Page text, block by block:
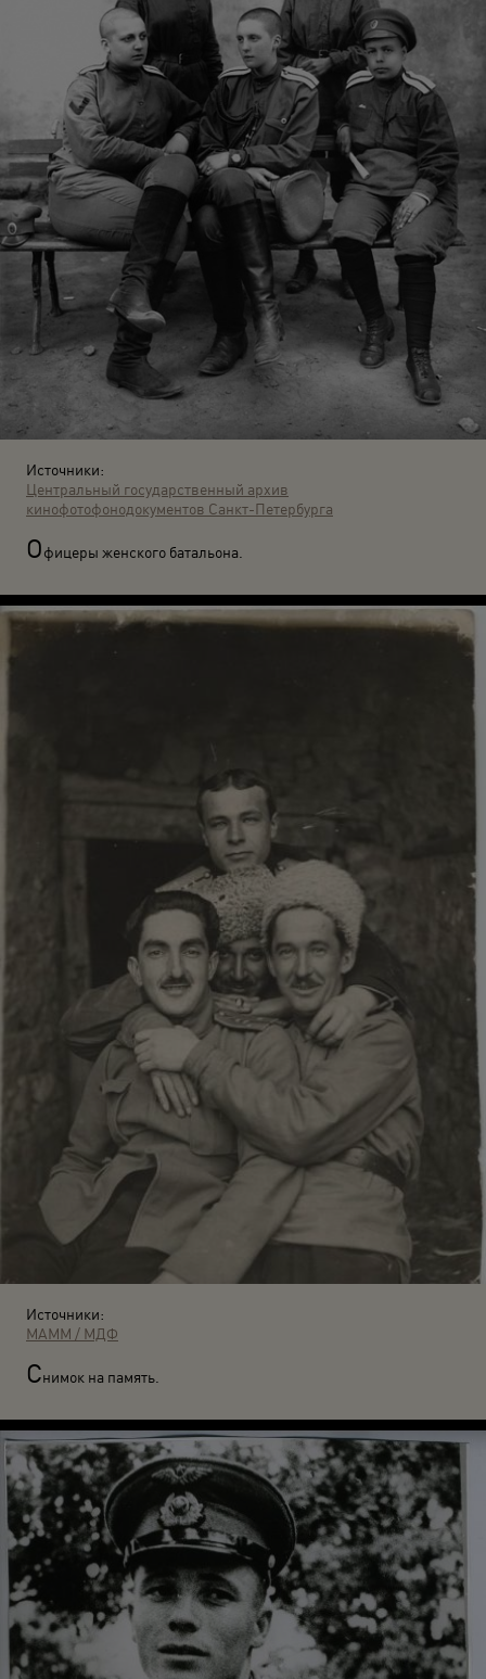
Источники:
Центральный государственный архив
кинофотофонодокументов Санкт-Петербурга
Офицеры женского батальона.
Источники:
МАММ / МДФ
Снимок на память.